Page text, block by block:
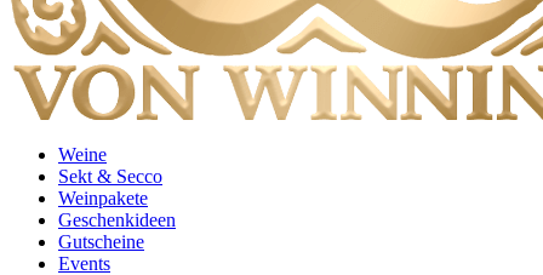
Weine
Sekt & Secco
Weinpakete
Geschenkideen
Gutscheine
Events